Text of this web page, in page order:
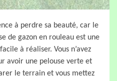
à perdre sa beauté, car le
de gazon en rouleau est une
à réaliser. Vous n’avez
avoir une pelouse verte et
le terrain et vous mettez